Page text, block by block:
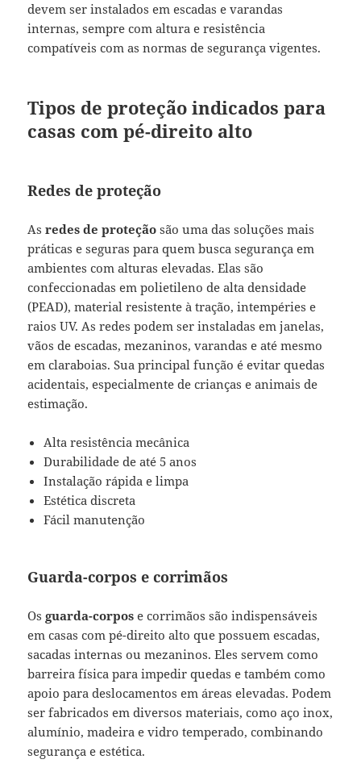
devem ser instalados em escadas e varandas
internas, sempre com altura e resistência
compatíveis com as normas de segurança vigentes.
Tipos de proteção indicados para
casas com pé-direito alto
Redes de proteção
Asredes de proteção são uma das soluções mais
práticas e seguras para quem busca segurança em
ambientes com alturas elevadas. Elas são
confeccionadas em polietileno de alta densidade
(PEAD), material resistente à tração, intempéries e
raios UV. As redes podem ser instaladas em janelas,
vãos de escadas, mezaninos, varandas e até mesmo
em claraboias. Sua principal função é evitar quedas
acidentais, especialmente de crianças e animais de
estimação.
Alta resistência mecânica
Durabilidade de até 5 anos
Instalação rápida e limpa
Estética discreta
Fácil manutenção
Guarda-corpos e corrimãos
Osguarda-corpos e corrimãos são indispensáveis
em casas com pé-direito alto que possuem escadas,
sacadas internas ou mezaninos. Eles servem como
barreira física para impedir quedas e também como
apoio para deslocamentos em áreas elevadas. Podem
ser fabricados em diversos materiais, como aço inox,
alumínio, madeira e vidro temperado, combinando
segurança e estética.